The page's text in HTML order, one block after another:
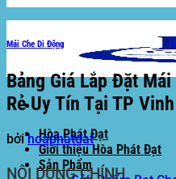
Hòa Phát Đạt
Giới thiệu Hòa Phát Đạt
Sản Phẩm
Mái Che Di Động
Bảng Giá Lắp Đặt
Rẻ Uy Tín Tại TP
bởihoaphatdat
NỘI DUNG CHÍNH